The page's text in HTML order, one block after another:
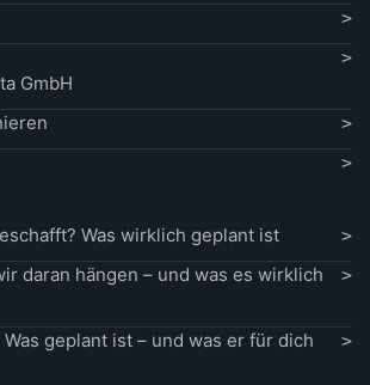
GmbH
Was wirklich geplant ist
daran hängen – und was es wirklich
geplant ist – und was er für dich